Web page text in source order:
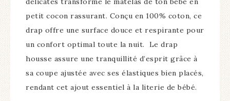
petit cocon rassurant. Conçu en 100% coton, ce
drap offre une surface douce et respirante pour
un confort optimal toute la nuit. Le drap
housse assure une tranquillité d’esprit grâce à
sa coupe ajustée avec ses élastiques bien placés,
rendant cet ajout essentiel à la literie de bébé.